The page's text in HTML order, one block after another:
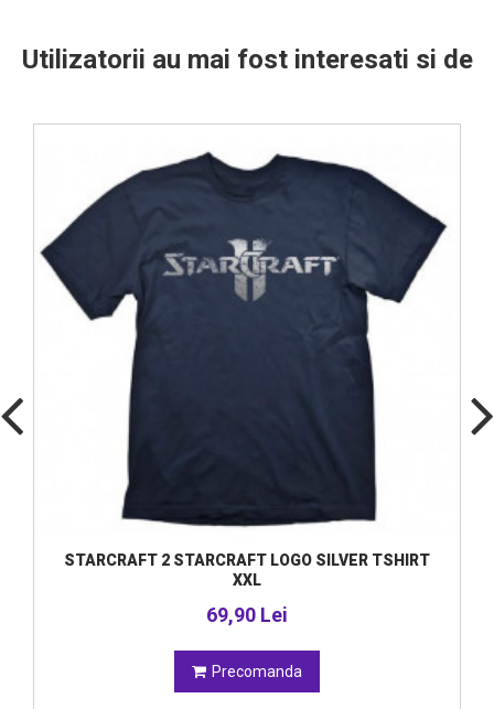
Utilizatorii au mai fost interesati si de
STARCRAFT 2 STARCRAFT LOGO SILVER TSHIRT
XXL
69,90 Lei
Precomanda